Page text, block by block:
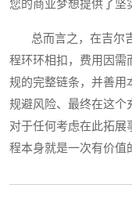
您的商业梦想提供了坚
总而言之，在吉尔吉
程环环相扣，费用因需
规的完整链条，并善用
规避风险、最终在这个
对于任何考虑在此拓展
程本身就是一次有价值